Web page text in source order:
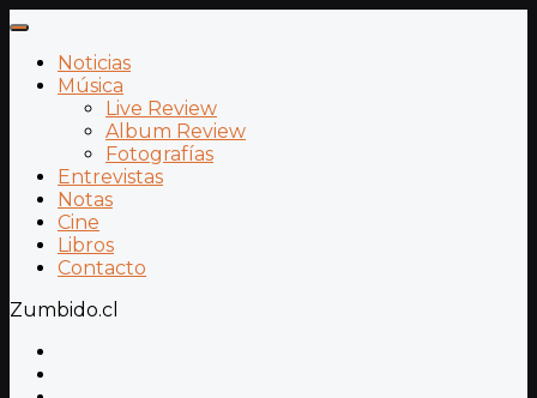
Noticias
Música
Live Review
Album Review
Fotografías
Entrevistas
Notas
Cine
Libros
Contacto
Zumbido.cl